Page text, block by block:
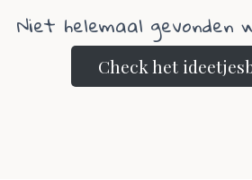
Niet helemaal gevonden
Check het